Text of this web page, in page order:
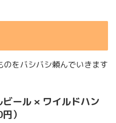
をバシバシ頼んでいきます
ール × ワイルドハン
）